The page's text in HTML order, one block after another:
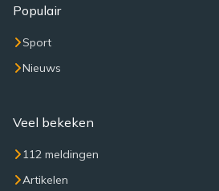
Populair
Sport
Nieuws
Veel bekeken
112 meldingen
Artikelen